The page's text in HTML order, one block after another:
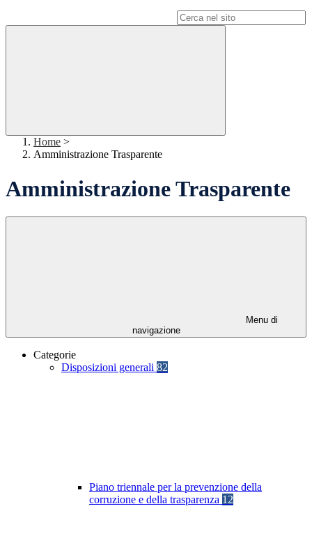
Home >
Amministrazione Trasparente
Amministrazione Trasparente
Menu di
navigazione
Categorie
Disposizioni generali 82
Piano triennale per la prevenzione della
corruzione e della trasparenza 12